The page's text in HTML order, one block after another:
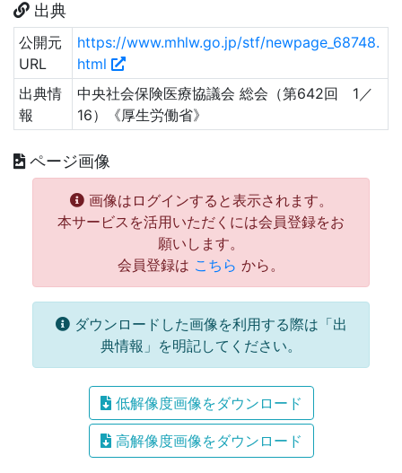
出典
公開元
URL
https://www.mhlw.go.jp/stf/newpage_68748.
html
出典情
報
中央社会保険医療協議会 総会（第642回 1／
16）《厚生労働省》
ページ画像
画像はログインすると表示されます。
本サービスを活用いただくには会員登録をお
願いします。
会員登録は こちら から。
ダウンロードした画像を利用する際は「出
典情報」を明記してください。
低解像度画像をダウンロード
高解像度画像をダウンロード